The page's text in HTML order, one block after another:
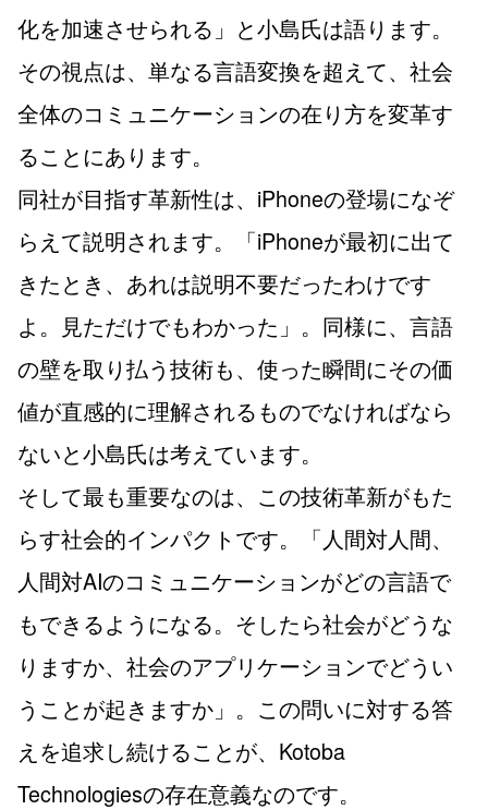
化を加速させられる」と小島氏は語ります。
その視点は、単なる言語変換を超えて、社会
全体のコミュニケーションの在り方を変革す
ることにあります。
同社が目指す革新性は、iPhoneの登場になぞ
らえて説明されます。「iPhoneが最初に出て
きたとき、あれは説明不要だったわけです
よ。見ただけでもわかった」。同様に、言語
の壁を取り払う技術も、使った瞬間にその価
値が直感的に理解されるものでなければなら
ないと小島氏は考えています。
そして最も重要なのは、この技術革新がもた
らす社会的インパクトです。「人間対人間、
人間対AIのコミュニケーションがどの言語で
もできるようになる。そしたら社会がどうな
りますか、社会のアプリケーションでどうい
うことが起きますか」。この問いに対する答
えを追求し続けることが、Kotoba
Technologiesの存在意義なのです。